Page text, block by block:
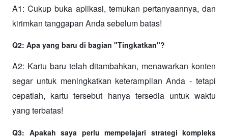
A1: Cukup buka aplikasi, temukan pertanyaannya, dan
kirimkan tanggapan Anda sebelum batas!
Q2: Apa yang baru di bagian "Tingkatkan"?
A2: Kartu baru telah ditambahkan, menawarkan konten
segar untuk meningkatkan keterampilan Anda - tetapi
cepatlah, kartu tersebut hanya tersedia untuk waktu
yang terbatas!
Q3: Apakah saya perlu mempelajari strategi kompleks